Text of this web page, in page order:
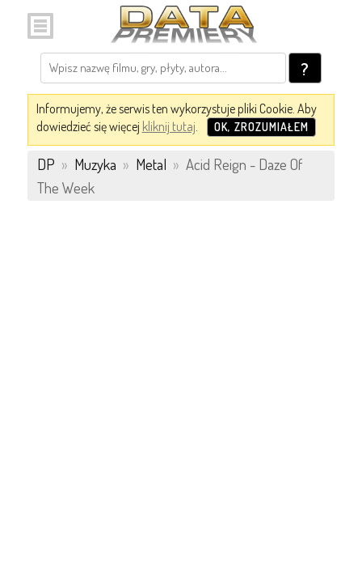
?
Informujemy, że serwis ten wykorzystuje pliki Cookie. Aby
dowiedzieć się więcej kliknij tutaj. OK, ZROZUMIAŁEM
DP » Muzyka » Metal » Acid Reign - Daze Of
The Week